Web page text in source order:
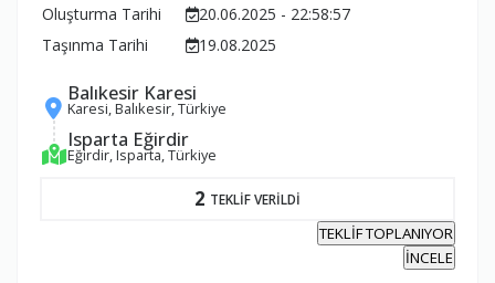
Oluşturma Tarihi
20.06.2025 - 22:58:57
Taşınma Tarihi
19.08.2025
Balıkesir Karesi
Karesi, Balıkesir, Türkiye
Isparta Eğirdir
Eğirdir, Isparta, Türkiye
2 TEKLİF VERİLDİ
TEKLİF TOPLANIYOR
İNCELE